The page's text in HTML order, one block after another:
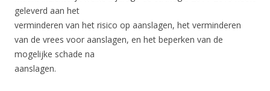
geleverd aan het
verminderen van het risico op aanslagen, het verminderen
van de vrees voor aanslagen, en het beperken van de
mogelijke schade na
aanslagen.